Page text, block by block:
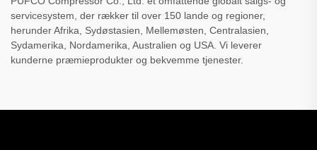
servicesystem, der rækker til over 150 lande og regioner,
herunder Afrika, Sydøstasien, Mellemøsten, Centralasien,
Sydamerika, Nordamerika, Australien og USA. Vi leverer
kunderne præmieprodukter og bekvemme tjenester.